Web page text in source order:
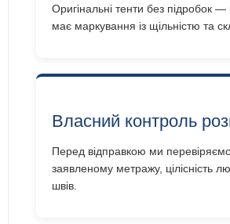
Оригінальні тенти без підробок
має маркування із щільністю та
Власний контроль
Перед відправкою ми перевіряємо
заявленому метражу, цілісність
швів.